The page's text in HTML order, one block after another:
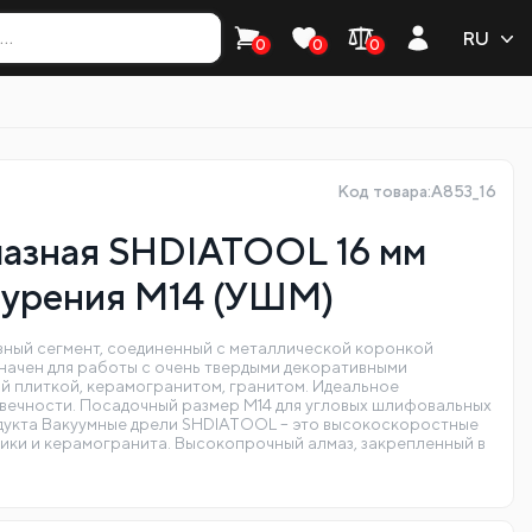
0 0 0 RU
Код товара:A853_16
SHDIATOOL 16 мм
M14 (УШМ)
сегмент, соединенный с металлической коронкой
для работы с очень твердыми декоративными
плиткой, керамогранитом, гранитом. Идеальное
Посадочный размер M14 для угловых шлифовальных
Вакуумные дрели SHDIATOOL – это высокоскоростные
и керамогранита. Высокопрочный алмаз, закрепленный в